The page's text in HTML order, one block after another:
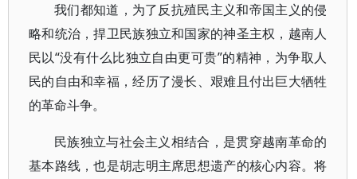
我们都知道，为了反抗殖民主义和帝国主义的侵
略和统治，捍卫民族独立和国家的神圣主权，越南人
民以“没有什么比独立自由更可贵”的精神，为争取人
民的自由和幸福，经历了漫长、艰难且付出巨大牺牲
的革命斗争。
民族独立与社会主义相结合，是贯穿越南革命的
基本路线，也是胡志明主席思想遗产的核心内容。将